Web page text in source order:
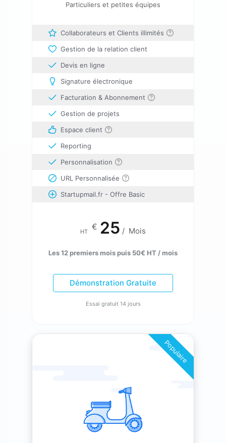
Particuliers et petites équipes
Collaborateurs et Clients illimités
Gestion de la relation client
Devis en ligne
Signature électronique
Facturation & Abonnement
Gestion de projets
Espace client
Reporting
Personnalisation
URL Personnalisée
Startupmail.fr - Offre Basic
HT € 25 / Mois
Les 12 premiers mois puis 50€ HT / mois
Démonstration Gratuite
Essai gratuit 14 jours
Populaire